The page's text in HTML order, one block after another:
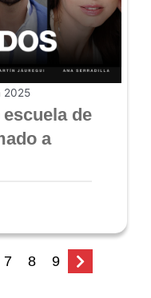
2025
de
a
7 8 9